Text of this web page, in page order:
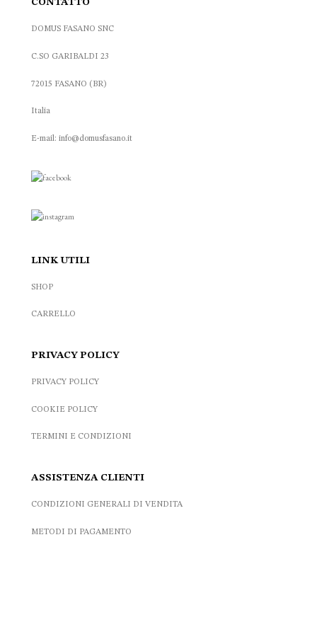
CONTATTO
DOMUS FASANO SNC
C.SO GARIBALDI 23
72015 FASANO (BR)
Italia
E-mail: info@domusfasano.it
LINK UTILI
SHOP
CARRELLO
PRIVACY POLICY
PRIVACY POLICY
COOKIE POLICY
TERMINI E CONDIZIONI
ASSISTENZA CLIENTI
CONDIZIONI GENERALI DI VENDITA
METODI DI PAGAMENTO